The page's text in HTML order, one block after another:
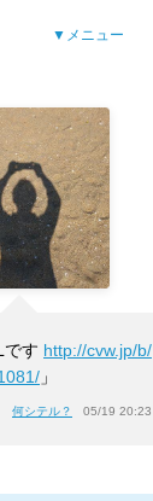
▼メニュー
です http://cvw.jp/b/
」
何シテル？ 05/19 20:23